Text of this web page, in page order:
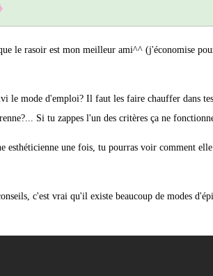
le rasoir est mon meilleur ami^^ (j'économise
le mode d'emploi? Il faut les faire chauffer dans
Si tu zappes l'un des critères ça ne
esthéticienne une fois, tu pourras voir comment
c'est vrai qu'il existe beaucoup de modes